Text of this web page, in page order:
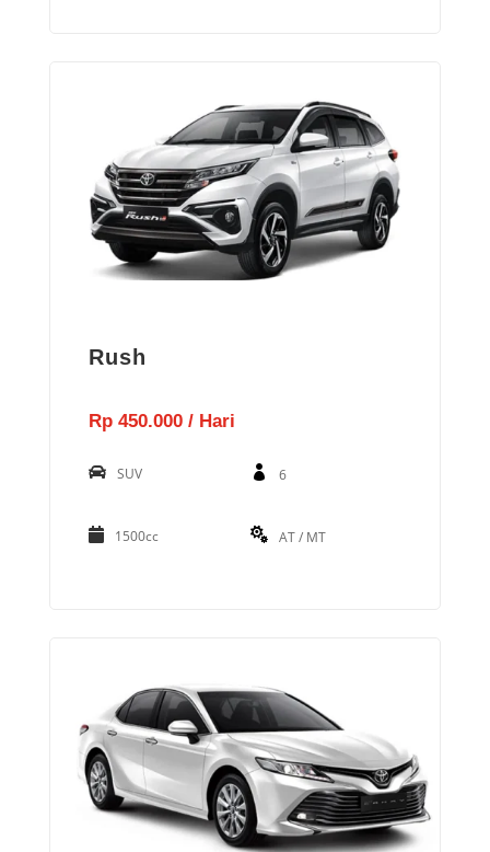
Rush
Rp 450.000 / Hari
SUV 6
1500cc AT / MT